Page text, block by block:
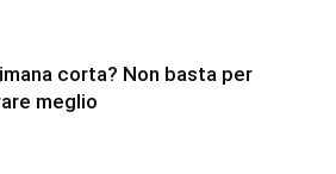
corta? Non basta per
meglio